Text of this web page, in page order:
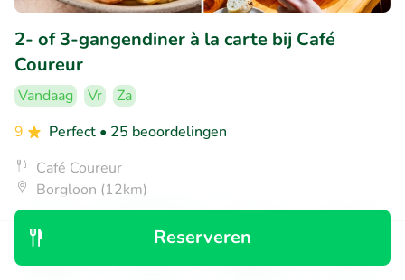
Reserveren
2- of 3-gangendiner à la carte bij Café
Coureur
Vandaag Vr
Za
9
Perfect • 25 beoordelingen
Café Coureur
Borgloon (12km)
Verkocht: 70